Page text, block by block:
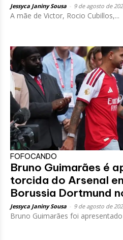
Jessyca Janiny Sousa 9 de agosto de
A mãe de Victor, Rocio Cubillos,...
FOFOCANDO
Bruno Guimarães é
torcida do Arsenal
Borussia Dortmund
Jessyca Janiny Sousa 9 de agosto de
Bruno Guimarães foi